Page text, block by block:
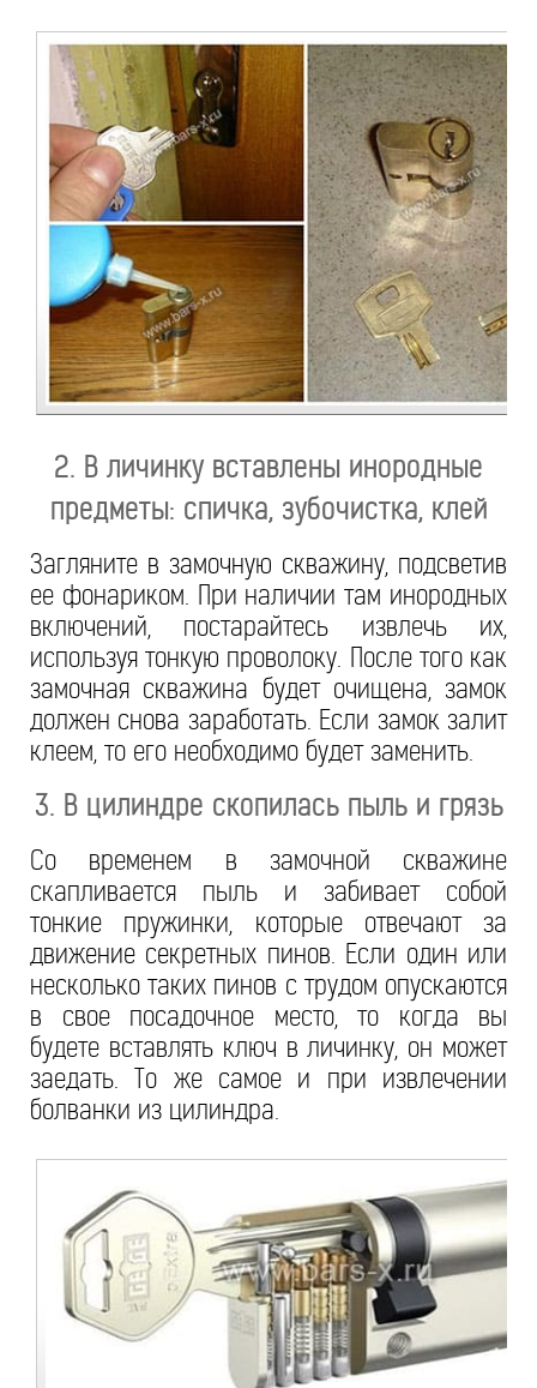
2. В личинку вставлены инородные
предметы: спичка, зубочистка, клей
Загляните в замочную скважину, подсветив
ее фонариком. При наличии там инородных
включений, постарайтесь извлечь их,
используя тонкую проволоку. После того как
замочная скважина будет очищена, замок
должен снова заработать. Если замок залит
клеем, то его необходимо будет заменить.
3. В цилиндре скопилась пыль и грязь
Со временем в замочной скважине
скапливается пыль и забивает собой
тонкие пружинки, которые отвечают за
движение секретных пинов. Если один или
несколько таких пинов с трудом опускаются
в свое посадочное место, то когда вы
будете вставлять ключ в личинку, он может
заедать. То же самое и при извлечении
болванки из цилиндра.